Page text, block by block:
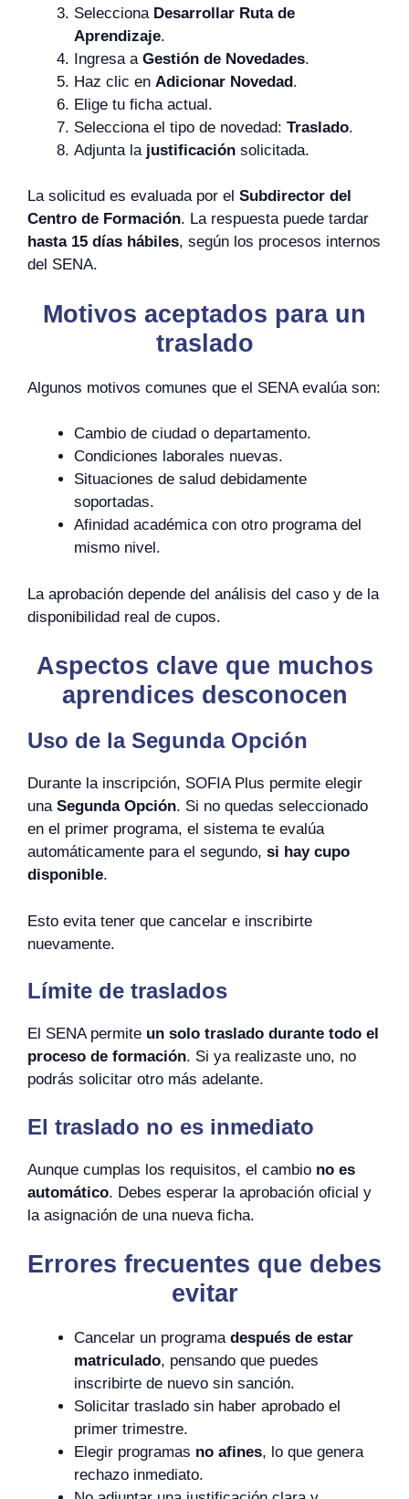
Selecciona Desarrollar Ruta de
Aprendizaje.
Ingresa a Gestión de Novedades.
Haz clic en Adicionar Novedad.
Elige tu ficha actual.
Selecciona el tipo de novedad: Traslado.
Adjunta la justificación solicitada.
La solicitud es evaluada por el Subdirector del
Centro de Formación. La respuesta puede tardar
hasta 15 días hábiles, según los procesos internos
del SENA.
Motivos aceptados para un
traslado
Algunos motivos comunes que el SENA evalúa son:
Cambio de ciudad o departamento.
Condiciones laborales nuevas.
Situaciones de salud debidamente
soportadas.
Afinidad académica con otro programa del
mismo nivel.
La aprobación depende del análisis del caso y de la
disponibilidad real de cupos.
Aspectos clave que muchos
aprendices desconocen
Uso de la Segunda Opción
Durante la inscripción, SOFIA Plus permite elegir
una Segunda Opción. Si no quedas seleccionado
en el primer programa, el sistema te evalúa
automáticamente para el segundo, si hay cupo
disponible.
Esto evita tener que cancelar e inscribirte
nuevamente.
Límite de traslados
El SENA permite un solo traslado durante todo el
proceso de formación. Si ya realizaste uno, no
podrás solicitar otro más adelante.
El traslado no es inmediato
Aunque cumplas los requisitos, el cambio no es
automático. Debes esperar la aprobación oficial y
la asignación de una nueva ficha.
Errores frecuentes que debes
evitar
Cancelar un programa después de estar
matriculado, pensando que puedes
inscribirte de nuevo sin sanción.
Solicitar traslado sin haber aprobado el
primer trimestre.
Elegir programas no afines, lo que genera
rechazo inmediato.